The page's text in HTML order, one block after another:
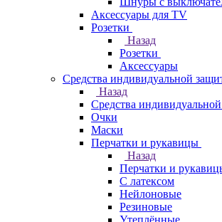
Аксессуары для TV
Розетки
Назад
Розетки
Аксессуары
Средства индивидуальной
Назад
Средства
Очки
Маски
Перчатки и рукавицы
Назад
Перчатки и
С латексом
Нейлоновые
Резиновые
Утеплённые